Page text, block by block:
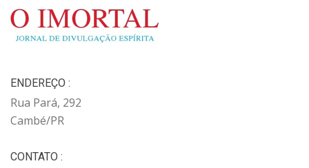
ENDEREÇO :
Rua Pará, 292
Cambé/PR
CONTATO :